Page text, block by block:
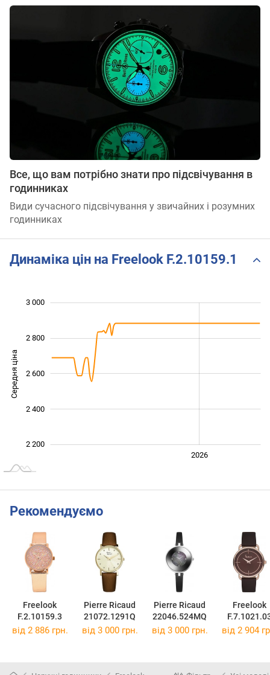
Все, що вам потрібно знати про підсвічування в
годинниках
Види сучасного підсвічування у звичайних і розумних
годинниках
Динаміка цін на Freelook F.2.10159.1
Середня ціна 2 300
2 200
2 400
2 600
2 800
3 000
2026
Рекомендуємо
Freelook
F.2.10159.3
Pierre Ricaud
21072.1291Q
Pierre Ricaud
22046.524MQ
Freelook
від 2 886 грн. від 3 000 грн. від 3 000 грн. від 2 904